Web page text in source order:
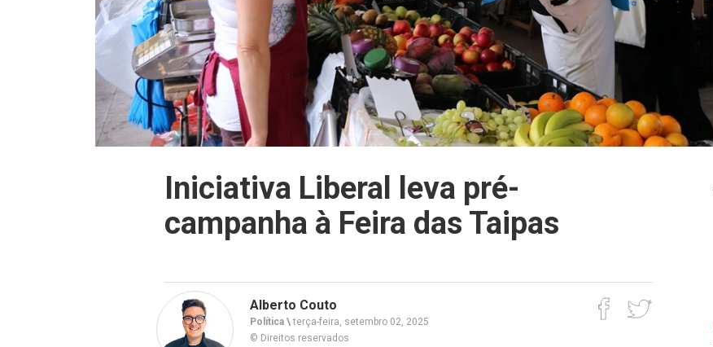
Iniciativa Liberal leva pré-
campanha à Feira das Taipas
Alberto Couto
Política \terça-feira, setembro 02, 2025
© Direitos reservados